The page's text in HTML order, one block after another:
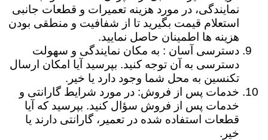
نمایندگی، در مورد هزینه تعمیرات و قطعات جانبی
استعلام قیمت بگیرید تا از شفافیت و منطقی بودن
هزینه ها اطمینان حاصل نمایید.
دسترسی آسان : به مکان نمایندگی و سهولت
دسترسی به آن توجه کنید. بپرسید آیا امکان ارسال
تکنسین به محل شما وجود دارد یا خیر.
خدمات پس از فروش: در مورد شرایط گارانتی و
خدمات پس از فروش سؤال کنید. بپرسید که آیا
قطعات استفاده شده در تعمیر، گارانتی دارند یا
خیر.